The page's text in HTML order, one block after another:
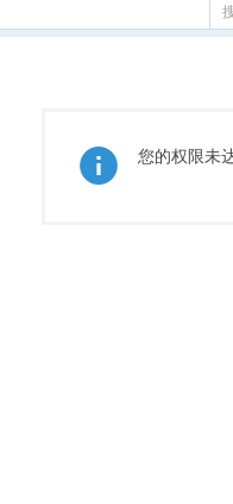
您的权限未